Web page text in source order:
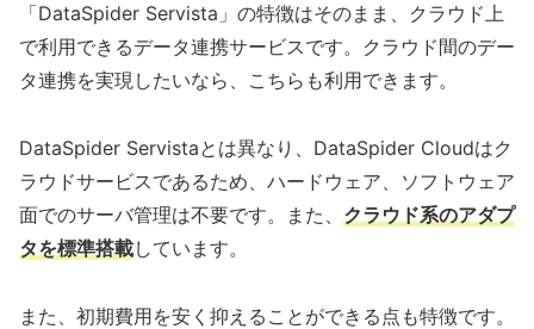
「DataSpider Servista」の特徴はそのまま、クラウド上
で利用できるデータ連携サービスです。クラウド間のデー
タ連携を実現したいなら、こちらも利用できます。
DataSpider Servistaとは異なり、DataSpider Cloudはク
ラウドサービスであるため、ハードウェア、ソフトウェア
面でのサーバ管理は不要です。また、 クラウド系のアダプ
タを標準搭載しています。
また、初期費用を安く抑えることができる点も特徴です。